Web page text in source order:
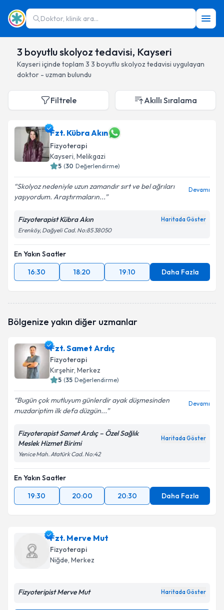
Doktor, klinik ara...
3 boyutlu skolyoz tedavisi, Kayseri
Kayseri içinde toplam 3 3 boyutlu skolyoz tedavisi uygulayan
doktor - uzman bulundu
Filtrele Akıllı Sıralama
Fzt. Kübra Akın
Fizyoterapi
Kayseri, Melikgazi
5 (30 Değerlendirme)
Skolyoz nedeniyle uzun zamandır sırt ve bel ağrıları
yaşıyordum. Araştırmaların...
Devamı
Fizyoterapist Kübra Akın Haritada Göster
Erenköy, Dağyeli Cad. No:85 38050
En Yakın Saatler
16:30
18:20 19:10 Daha Fazla
Bölgenize yakın diğer uzmanlar
Fzt. Samet Ardıç
Fizyoterapi
Kırşehir, Merkez
5 (35 Değerlendirme)
Bugün çok mutluyum günlerdir ayak düşmesinden
muzdariptim ilk defa düzgün...
Devamı
Fizyoterapist Samet Ardıç – Özel Sağlık
Meslek Hizmet Birimi
Haritada Göster
Yenice Mah. Atatürk Cad. No:42
En Yakın Saatler
19:30
20:00 20:30 Daha Fazla
Fzt. Merve Mut
Fizyoterapi
Niğde, Merkez
Fizyoteripist Merve Mut Haritada Göster